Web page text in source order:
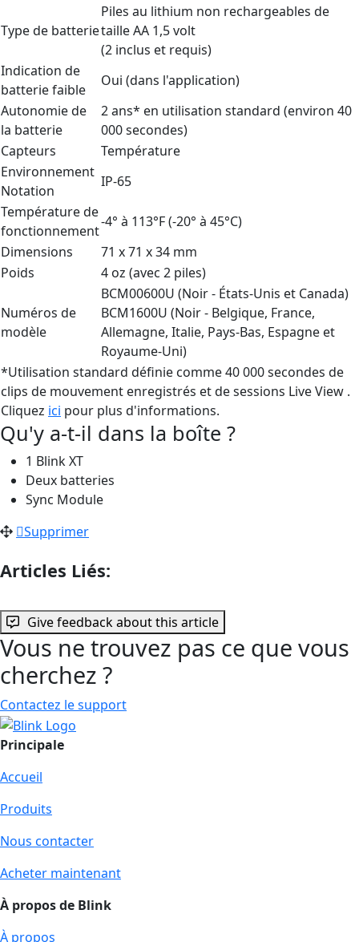
Type de batterie
Piles au lithium non rechargeables de
taille AA 1,5 volt
(2 inclus et requis)
Indication de
batterie faible
Oui (dans l'application)
Autonomie de
la batterie
2 ans* en utilisation standard (environ 40
000 secondes)
Capteurs
Température
Environnement
Notation
IP-65
Température de
fonctionnement
-4° à 113°F (-20° à 45°C)
Dimensions
71 x 71 x 34 mm
Poids
4 oz (avec 2 piles)
Numéros de
modèle
BCM00600U (Noir - États-Unis et Canada)
BCM1600U (Noir - Belgique, France,
Allemagne, Italie, Pays-Bas, Espagne et
Royaume-Uni)
*Utilisation standard définie comme 40 000 secondes de
clips de mouvement enregistrés et de sessions Live View .
Cliquez ici pour plus d'informations.
Qu'y a-t-il dans la boîte ?
1 Blink XT
Deux batteries
Sync Module
Supprimer
Articles Liés:
Give feedback about this article
Vous ne trouvez pas ce que vous
cherchez ?
Contactez le support
Principale
Accueil
Produits
Nous contacter
Acheter maintenant
À propos de Blink
À propos